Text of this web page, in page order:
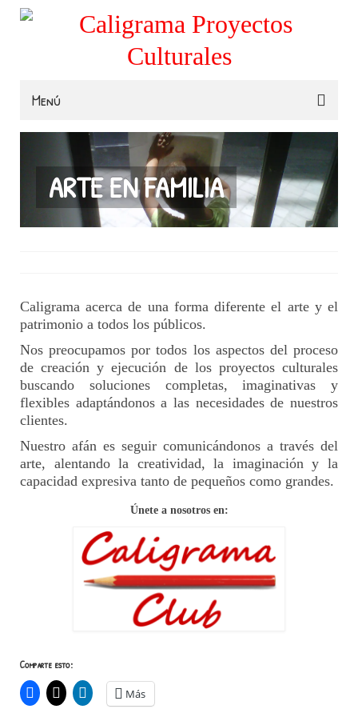
Menú
Familias
Colegios
Museos e Instituciones
ARTE EN FAMILIA
Caligrama acerca de una forma diferente el arte y el
patrimonio a todos los públicos.
Nos preocupamos por todos los aspectos del proceso
de creación y ejecución de los proyectos culturales
buscando soluciones completas, imaginativas y
flexibles adaptándonos a las necesidades de nuestros
clientes.
Nuestro afán es seguir comunicándonos a través del
arte, alentando la creatividad, la imaginación y la
capacidad expresiva tanto de pequeños como grandes.
Únete a nosotros en:
Comparte esto:
Más